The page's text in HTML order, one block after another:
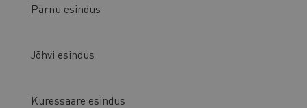
Pärnu esindus
Jõhvi esindus
Kuressaare esindus